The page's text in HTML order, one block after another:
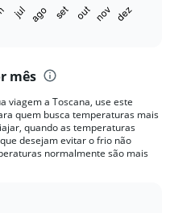
jul ago set out nov dez
mês
viagem a Toscana, use este
quem busca temperaturas mais
quando as temperaturas
desejam evitar o frio não
normalmente são mais